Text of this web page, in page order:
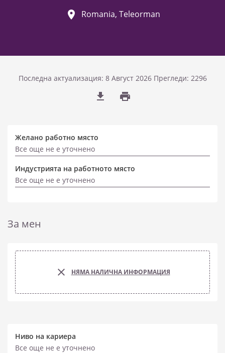
Romania, Teleorman
Последна актуализация: 8 Август 2026 Прегледи: 2296
Желано работно място
Все още не е уточнено
Индустрията на работното място
Все още не е уточнено
За мен
НЯМА НАЛИЧНА ИНФОРМАЦИЯ
Ниво на кариера
Все още не е уточнено